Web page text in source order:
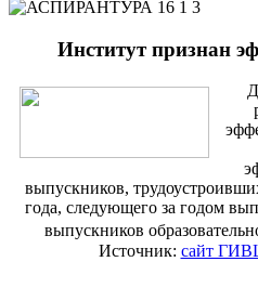
Институт признан
выпускников,
года, следующего за годом
выпускников
Источник: сайт